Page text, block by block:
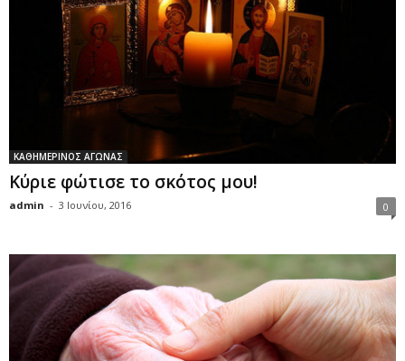
ΚΑΘΗΜΕΡΙΝΟΣ ΑΓΩΝΑΣ
Κύριε φώτισε το σκότος μου!
admin - 3 Ιουνίου, 2016 0